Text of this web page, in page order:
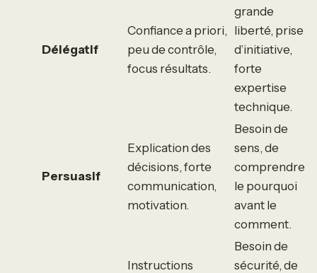
Délégatif
Confiance a priori,
peu de contrôle,
focus résultats.
grande
liberté, prise
d’initiative,
forte
expertise
technique.
Persuasif
Explication des
décisions, forte
communication,
motivation.
Besoin de
sens, de
comprendre
le pourquoi
avant le
comment.
Instructions
Besoin de
sécurité, de